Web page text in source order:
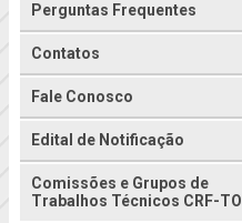
Perguntas Frequentes
Contatos
Fale Conosco
Edital de Notificação
Comissões e Grupos de
Trabalhos Técnicos CRF-TO